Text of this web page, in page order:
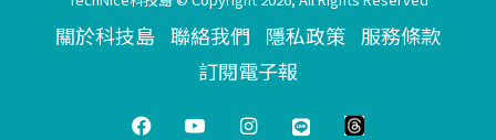
關於科技島 聯絡我們 隱私政策 服務條款
訂閱電子報